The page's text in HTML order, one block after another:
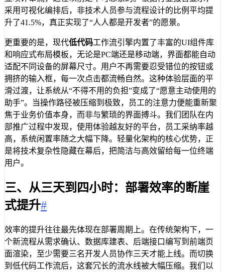
采用可视化编排后，非技术人员参与流程设计的比例平均提
升了41.5%，真正实现了“人人都是开发者”的愿景。
更重要的是，现代低代码工作流引擎内置了丰富的UI组件库
和响应式布局模板，无论是PC端还是移动端，界面都能自动
适配不同设备的屏幕尺寸。用户不再需要忍受错位的按钮或
拥挤的输入框，每一次点击都流畅自然。这种体验层面的平
滑过渡，让系统从“不得不用的负担”变成了“愿意主动使用的
助手”。当操作路径被压缩到极致，员工的注意力便能重新聚
焦于业务价值本身，而非与繁琐的界面搏斗。我们团队在内
部推广过程中发现，使用体验越友好的平台，员工采纳率越
高，系统闲置率随之大幅下降。轻量化架构的核心优势，正
是将技术复杂性隐藏在幕后，把简洁与高效留给每一位终端
用户。
三、从三天到四小时：部署效率的断崖
式提升#
效率的提升往往最先体现在部署周期上。在传统架构下，一
个新流程从需求确认、数据库建表、后端接口编写到前端页
面渲染，至少需要三名开发人员协作三天才能上线。而切换
到低代码工作流后，这套冗长的流水线被大幅压缩。我们以